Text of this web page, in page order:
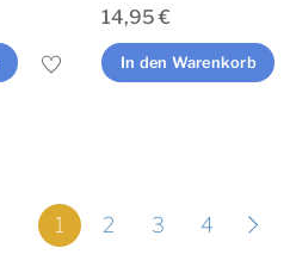
14,95€
In den Warenkorb
1 2 3 4